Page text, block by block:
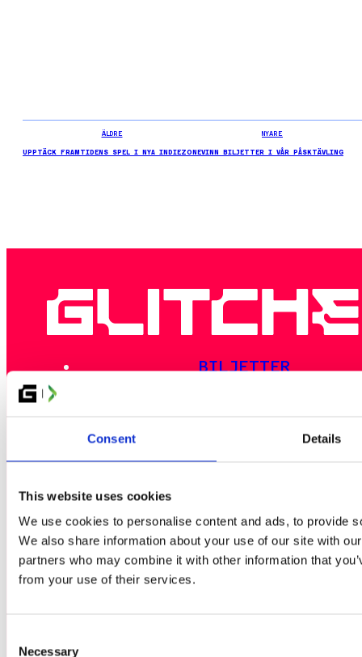
Consent Details
This website uses cookies
We use cookies to personalise content and ads, to provide
We also share information about your use of our site with
partners who may combine it with other information that
from your use of their services.
Necessary
ÄLDRE
UPPTÄCK FRAMTIDENS SPEL I NYA INDIEZONE
NYARE
VINN BILJETTER I VÅR PÅSKTÄVLING
BILJETTER
EVENTSCHEMA
AKTIVITETER